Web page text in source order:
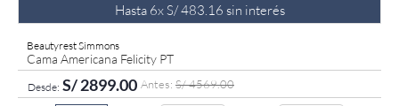
Hasta 6xS/483 16 sin interés
Beautyrest Simmons
Cama Americana Felicity PT
S/2899.00 S/4569.00